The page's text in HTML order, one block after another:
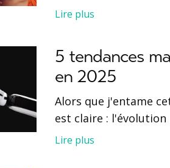
Lire plus
5 tendances
en 2025
Alors que j'entame
est claire :
Lire plus